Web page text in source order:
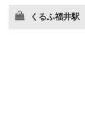
くるふ福井駅